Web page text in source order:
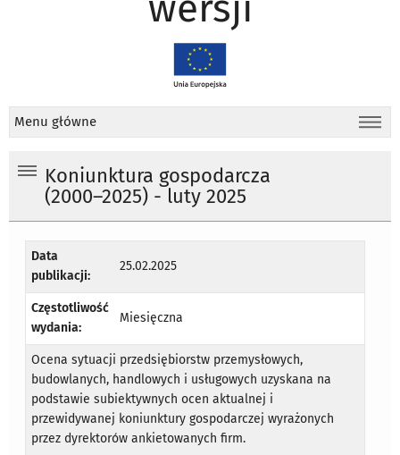
Menu główne
Koniunktura gospodarcza
(2000–2025) - luty 2025
Data
publikacji:
25.02.2025
Częstotliwość
wydania:
Miesięczna
Ocena sytuacji przedsiębiorstw przemysłowych,
budowlanych, handlowych i usługowych uzyskana na
podstawie subiektywnych ocen aktualnej i
przewidywanej koniunktury gospodarczej wyrażonych
przez dyrektorów ankietowanych firm.